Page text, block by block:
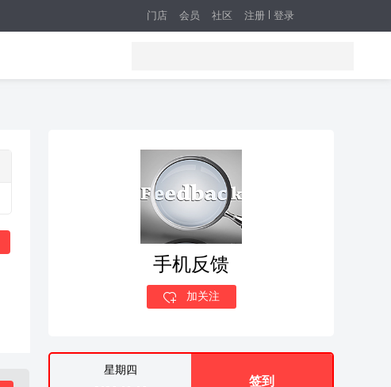
注册 登录
门店 会员 社区
手机反馈
加关注
星期四
签到